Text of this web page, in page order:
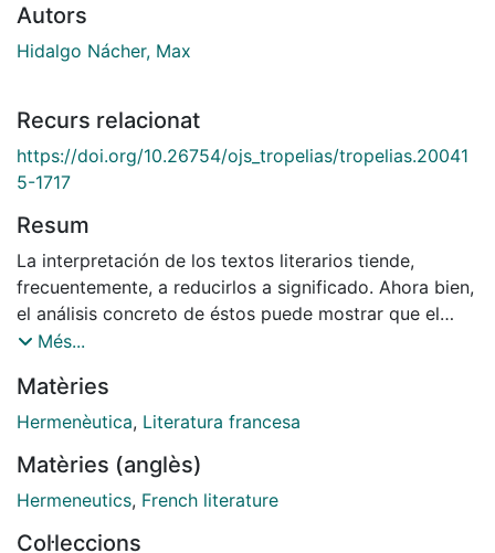
Autors
Hidalgo Nácher, Max
Recurs relacionat
https://doi.org/10.26754/ojs_tropelias/tropelias.20041
5-1717
Resum
La interpretación de los textos literarios tiende,
frecuentemente, a reducirlos a significado. Ahora bien,
el análisis concreto de éstos puede mostrar que el
significado es un estrato derivado (se diría que el más
del texto poético ha de estribar, no ya en lo que éste
diga, sino en lo que haga.
interpretación ha tendido a hacer abstracción de dicha
forma y de sus posibilidades de ejecución, lo que,
Més...
Matèries
Hermenèutica, Literatura francesa
Matèries (anglès)
Hermeneutics, French literature
Col·leccions